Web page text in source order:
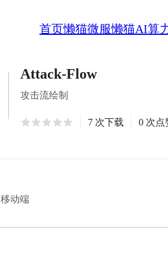
首页懒猫微服懒猫AI算
Attack-Flow
攻击流绘制
7 次下载 0 次点
移动端